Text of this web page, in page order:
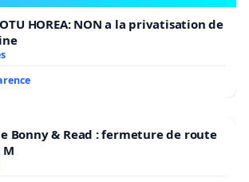
non dénuée
de l’ORBI (office régional pour le
allemand standard et dialectal)
de promotion de l’alsacien) a
sans lien avec lui, autrement dit,
du concept qu’il a fait circuler.
HOREA: NON a la privatisation de
Bonny & Read : fermeture de route
M